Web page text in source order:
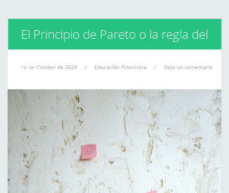
El Principio de Pareto o la regla del
80/20
16 de October de 2024 / Educación Financiera / Deja un comentario